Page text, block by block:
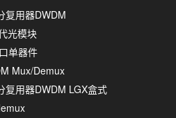
复用器DWDM
光模块
单器件
Mux/Demux
复用器DWDM LGX盒式